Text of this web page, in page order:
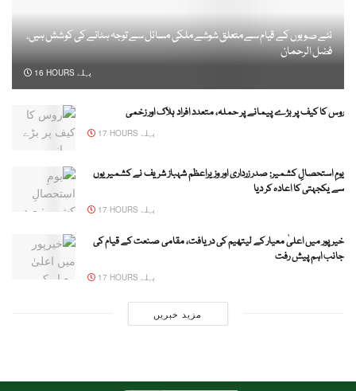
نئے صوبوں کے قیام سے متعلق شوشے ملکی مسائل سے توجہ ہٹانے کی کوشش ہیں،
فضل الرحمان
16 HOURS پہلے
روس کا کیف پر بڑے پیمانے پر حملہ، متعدد افراد ہلاک اور زخمی
17 HOURS پہلے
یومِ استحصالِ کشمیر: صدر زرداری اور وزیراعظم شہباز شریف نے کشمیریوں
سے یکجہتی کا اعادہ کر دیا
17 HOURS پہلے
خیرپور میں اعلیٰ معیار کے لیتھیم کی دریافت، مقامی صنعت کے قیام کی
جانب اہم پیش رفت
17 HOURS پہلے
مزید خبریں